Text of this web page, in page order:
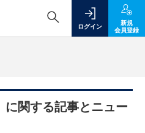
ログイン
新規
会員登録
に関する記事とニュー